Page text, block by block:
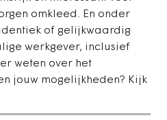
omkleed. En onder
of gelijkwaardig
werkgever, inclusief
weten over het
jouw mogelijkheden? Kijk